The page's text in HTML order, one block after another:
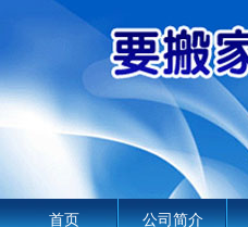
首页 公司简介